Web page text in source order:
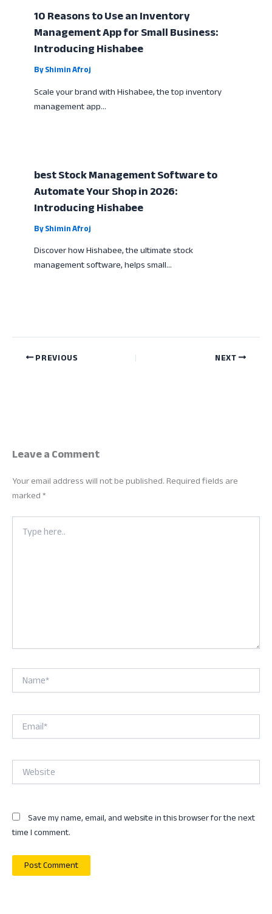
10 Reasons to Use an Inventory
Management App for Small Business:
Introducing Hishabee
ByShimin Afroj
Scale your brand with Hishabee, the top inventory
management app…
best Stock Management Software to
Automate Your Shop in 2026:
Introducing Hishabee
ByShimin Afroj
Discover how Hishabee, the ultimate stock
management software, helps small…
PREVIOUS NEXT
Leave a Comment
Your email address will not be published.Required fields are
marked*
Type
here..
Name*
Email*
Website
Save my name, email, and website in this browser for the next
time I comment.